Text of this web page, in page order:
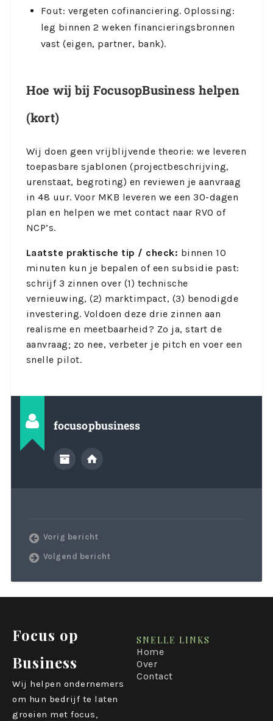
Fout: vergeten cofinanciering. Oplossing:
leg binnen 2 weken financieringsbronnen
vast (eigen, partner, bank).
Hoe wij bij FocusopBusiness helpen
(kort)
Wij doen geen vrijblijvende theorie: we leveren
toepasbare sjablonen (projectbeschrijving,
urenstaat, begroting) en reviewen je aanvraag
in 48 uur. Voor MKB leveren we een 30-dagen
plan en helpen we met contact naar RVO of
NCP’s.
Laatste praktische tip / check: binnen 10
minuten kun je bepalen of een subsidie past:
schrijf 3 zinnen over (1) technische
vernieuwing, (2) marktimpact, (3) benodigde
investering. Voldoen deze drie zinnen aan
realisme en meetbaarheid? Zo ja, start de
aanvraag; zo nee, verbeter je pitch en voer een
snelle pilot.
focusopbusiness
Vorig bericht
Volgend bericht
Focus op
Business
Wij helpen ondernemers
om hun bedrijf te laten
groeien met focus,
SNELLE LINKS
Home
Over
Contact